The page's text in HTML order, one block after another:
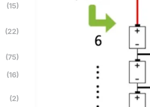
(15)
(22)
(75)
(16)
(2)